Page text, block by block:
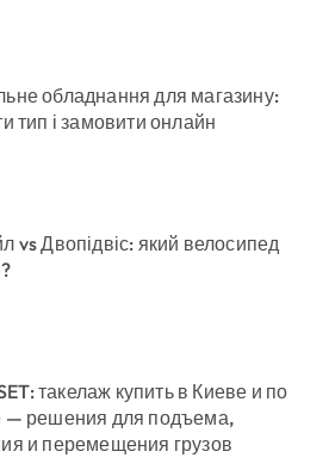
обладнання для магазину:
тип і замовити онлайн
vs Двопідвіс: який велосипед
такелаж купить в Киеве и по
— решения для подъема,
и перемещения грузов